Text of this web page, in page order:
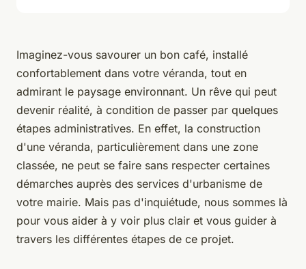
Imaginez-vous savourer un bon café, installé
confortablement dans votre véranda, tout en
admirant le paysage environnant. Un rêve qui peut
devenir réalité, à condition de passer par quelques
étapes administratives. En effet, la construction
d'une véranda, particulièrement dans une zone
classée, ne peut se faire sans respecter certaines
démarches auprès des services d'urbanisme de
votre mairie. Mais pas d'inquiétude, nous sommes là
pour vous aider à y voir plus clair et vous guider à
travers les différentes étapes de ce projet.